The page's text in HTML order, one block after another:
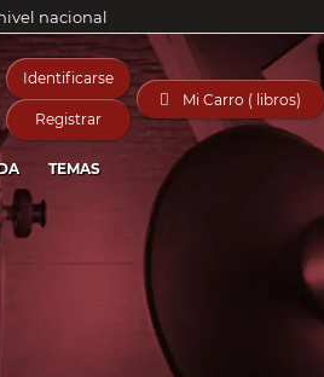
nacional
Identificarse
Registrar
 Mi Carro ( libros)
TEMAS